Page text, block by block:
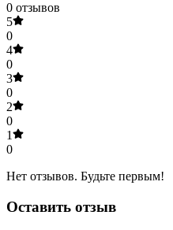
0 отзывов
5
0
4
0
3
0
2
0
1
0
Нет отзывов. Будьте первым!
Оставить отзыв